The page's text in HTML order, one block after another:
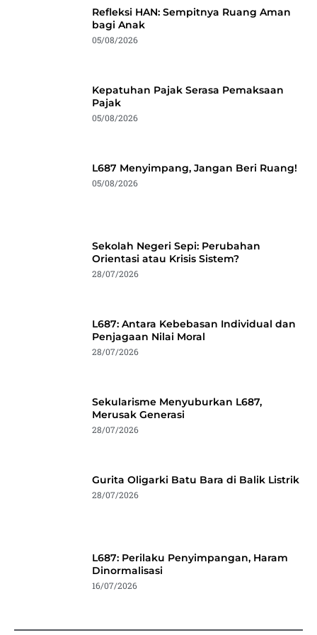
Refleksi HAN: Sempitnya Ruang Aman
bagi Anak
05/08/2026
Kepatuhan Pajak Serasa Pemaksaan
Pajak
05/08/2026
L687 Menyimpang, Jangan Beri Ruang!
05/08/2026
Sekolah Negeri Sepi: Perubahan
Orientasi atau Krisis Sistem?
28/07/2026
L687: Antara Kebebasan Individual dan
Penjagaan Nilai Moral
28/07/2026
Sekularisme Menyuburkan L687,
Merusak Generasi
28/07/2026
Gurita Oligarki Batu Bara di Balik Listrik
28/07/2026
L687: Perilaku Penyimpangan, Haram
Dinormalisasi
16/07/2026